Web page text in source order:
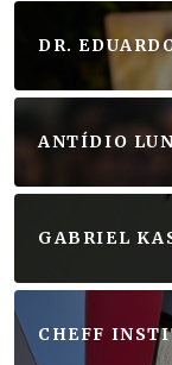
DR.
ANTÍDIO
GABRIEL
CHEFF